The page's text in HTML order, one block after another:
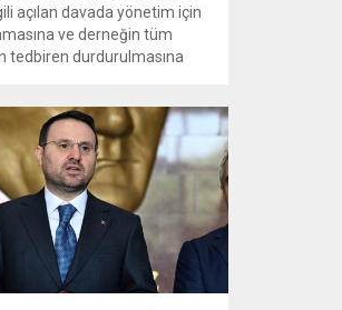
açılan davada yönetim için
ve derneğin tüm
tedbiren durdurulmasına
yönetime ilişkin bir tedbir
İstanbul Emniyet Müdürlüğü
Şube Müdürlüğü ve